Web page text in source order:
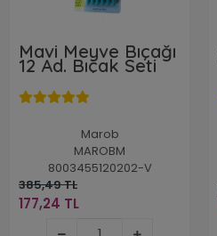
Mavi Meyve Bıçağı
12 Ad. Bıçak Seti
Marob
MAROBM
8003455120202-V
385,49 TL
177,24 TL